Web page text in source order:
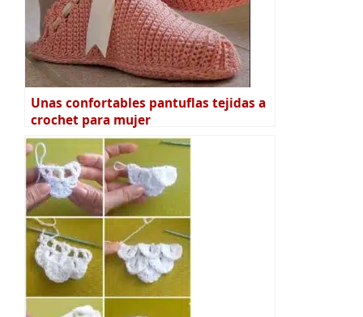
Unas confortables pantuflas tejidas a
crochet para mujer